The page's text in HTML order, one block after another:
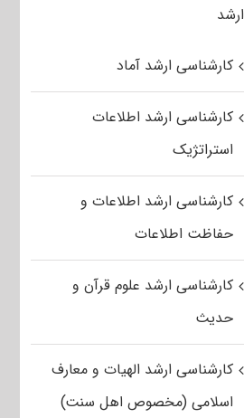
ارشد
کارشناسی ارشد آماد
کارشناسی ارشد اطلاعات
استراتژیک
کارشناسی ارشد اطلاعات و
حفاظت اطلاعات
کارشناسی ارشد علوم قرآن و
حدیث
کارشناسی ارشد الهیات و معارف
اسلامی (مخصوص اهل سنت)